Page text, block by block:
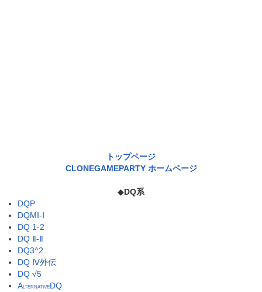
トップページ
CLONEGAMEPARTY ホームページ
◆DQ系
DQP
DQMⅠ-Ⅰ
DQ 1-2
DQ Ⅱ-Ⅱ
DQ3^2
DQ Ⅳ外伝
DQ √5
ALTERNATIVEDQ